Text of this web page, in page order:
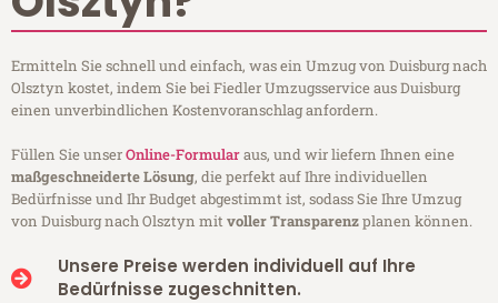
Ermitteln Sie schnell und einfach, was ein Umzug von Duisburg nach
Olsztyn kostet, indem Sie bei Fiedler Umzugsservice aus Duisburg
einen unverbindlichen Kostenvoranschlag anfordern.
Füllen Sie unserOnline-Formularaus, und wir liefern Ihnen eine
maßgeschneiderte Lösung, die perfekt auf Ihre individuellen
Bedürfnisse und Ihr Budget abgestimmt ist, sodass Sie Ihre Umzug
von Duisburg nach Olsztyn mitvoller Transparenzplanen können.
Unsere Preise werden individuell auf Ihre
Bedürfnisse zugeschnitten.